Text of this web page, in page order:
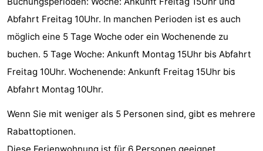
Reiten
Golfplatze
-
Parafliegen
-
Sportangeln
Essen
und
Veranstaltungen
Abfahrt Freitag 10Uhr. In manchen Perioden ist es auch
möglich eine 5 Tage Woche oder ein Wochenende zu
buchen. 5 Tage Woche: Ankunft Montag 15Uhr bis Abfahrt
Freitag 10Uhr. Wochenende: Ankunft Freitag 15Uhr bis
Abfahrt Montag 10Uhr.
Wenn Sie mit weniger als 5 Personen sind, gibt es mehrere
Rabattoptionen.